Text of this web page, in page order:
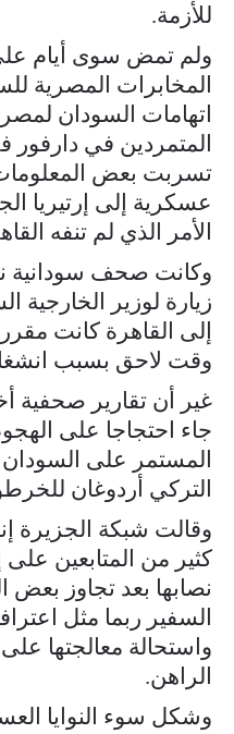
للأزمة.
ولم تمض سوى أيام
المخابرات المصرية
اتهامات السودان
المتمردين في دارفور
تسربت بعض
عسكرية إلى إرتيريا
الأمر الذي لم تنفه
وكانت صحف سودانية
زيارة لوزير الخارجية
إلى القاهرة كانت
وقت لاحق بسبب
غير أن تقارير صحفية
جاء احتجاجا على
المستمر على السودان
التركي أردوغان
وقالت شبكة الجزيرة
كثير من المتابعين على
نصابها بعد تجاوز بعض
السفير ربما مثل
واستحالة معالجتها
الراهن.
وشكل سوء النوايا